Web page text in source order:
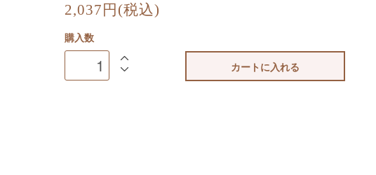
2,037円(税込)
購入数
カートに入れる